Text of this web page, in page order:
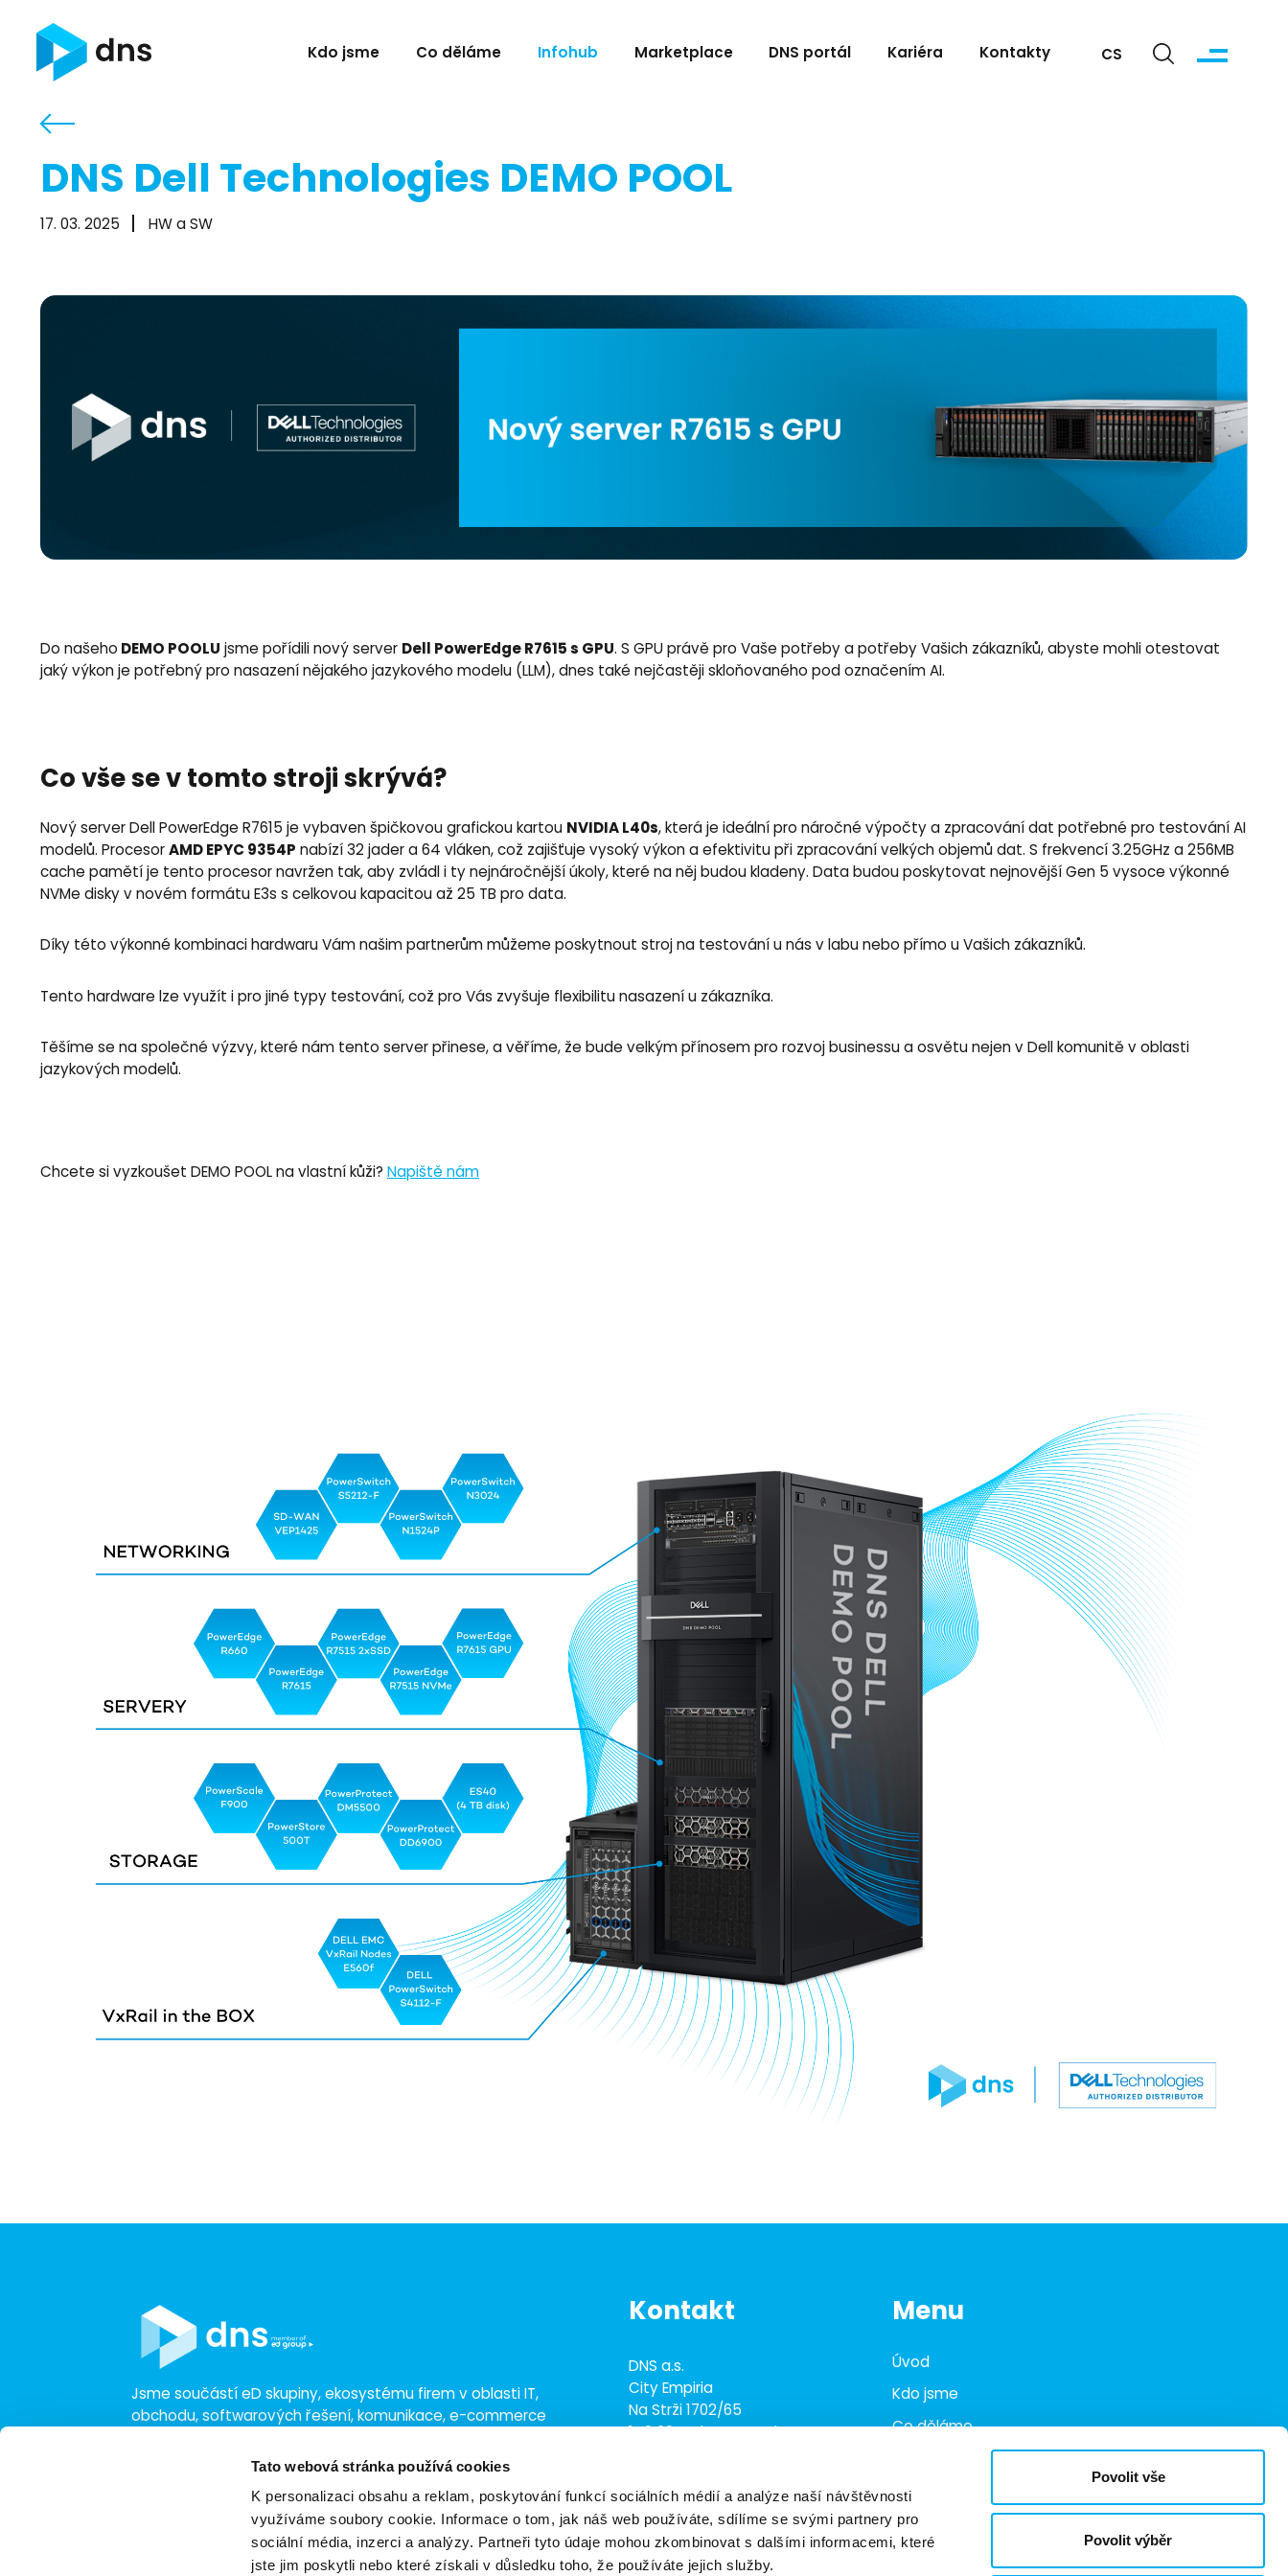
Tato webová stránka používá cookies
K personalizaci obsahu a reklam, poskytování funkcí sociálních médií a analýze naší návštěvnosti
využíváme soubory cookie. Informace o tom, jak náš web používáte, sdílíme se svými partnery pro
sociální média, inzerci a analýzy. Partneři tyto údaje mohou zkombinovat s dalšími informacemi, které
jste jim poskytli nebo které získali v důsledku toho, že používáte jejich služby.
Povolit vše
Povolit výběr
Kdo jsme Co děláme Infohub Marketplace DNS portál Kariéra Kontakty CS
DNS Dell Technologies DEMO POOL
17. 03. 2025 HW a SW
Do našeho DEMO POOLUjsme pořídili nový server Dell PowerEdge R7615 s GPU. S GPU právě pro Vaše potřeby a potřeby Vašich zákazníků, abyste mohli otestovat
jaký výkon je potřebný pro nasazení nějakého jazykového modelu (LLM), dnes také nejčastěji skloňovaného pod označením AI.
Co vše se v tomto stroji skrývá?
Nový server Dell PowerEdge R7615 je vybaven špičkovou grafickou kartou NVIDIA L40s, která je ideální pro náročné výpočty a zpracování dat potřebné pro testování AI
modelů. ProcesorAMD EPYC 9354P nabízí 32 jader a 64 vláken, což zajišťuje vysoký výkon a efektivitu při zpracování velkých objemů dat. S frekvencí 3.25GHz a 256MB
cache pamětí je tento procesor navržen tak, aby zvládl i ty nejnáročnější úkoly, které na něj budou kladeny. Data budou poskytovat nejnovější Gen 5 vysoce výkonné
NVMe disky v novém formátu E3s s celkovou kapacitou až 25 TB pro data.
Díky této výkonné kombinaci hardwaru Vám našim partnerům můžeme poskytnout stroj na testování u nás v labu nebo přímo u Vašich zákazníků.
Tento hardware lze využít i pro jiné typy testování, což pro Vás zvyšuje flexibilitu nasazení u zákazníka.
Těšíme se na společné výzvy, které nám tento server přinese, a věříme, že bude velkým přínosem pro rozvoj businessu a osvětu nejen v Dell komunitě v oblasti
jazykových modelů.
Chcete si vyzkoušet DEMO POOL na vlastní kůži?Napiště nám
Jsme součástí eD skupiny, ekosystému firem v oblasti IT,
obchodu, softwarových řešení, komunikace, e-commerce
a tržbami přesahujícími 16 miliard.
Kontakt
DNS a.s.
City Empiria
Na Strži 1702/65
140 00 Praha 4 - Nusle
dns@dns.cz
Menu
Úvod
Kdo jsme
Co děláme
Marketplace
Kariéra
Kontakty